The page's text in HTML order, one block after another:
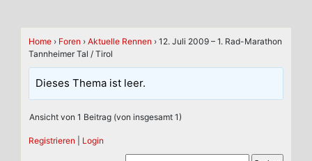
Home › Foren › Aktuelle Rennen › 12. Juli 2009 – 1. Rad-Marathon
Tannheimer Tal / Tirol
Dieses Thema ist leer.
Ansicht von 1 Beitrag (von insgesamt 1)
Registrieren Login